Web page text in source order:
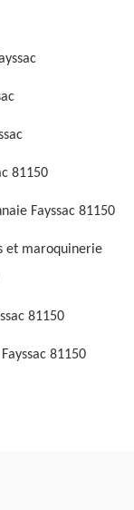
81150
Fayssac 81150
et maroquinerie
81150
81150